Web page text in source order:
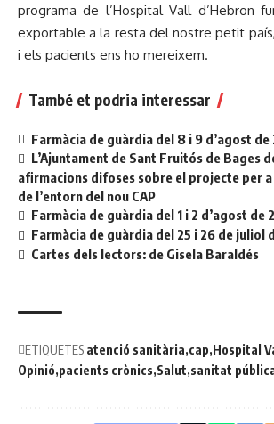
programa de l’Hospital Vall d’Hebron
exportable a la resta del nostre petit
i els pacients ens ho mereixem.
També et podria interessar
Farmàcia de guàrdia del 8 i 9 d’agost de
L’Ajuntament de Sant Fruitós de Bages
afirmacions difoses sobre el projecte per
de l’entorn del nou CAP
Farmàcia de guàrdia del 1 i 2 d’agost de
Farmàcia de guàrdia del 25 i 26 de juliol
Cartes dels lectors: de Gisela Baraldés
ETIQUETES atenció sanitària cap Hospital
Opinió pacients crònics Salut sanitat